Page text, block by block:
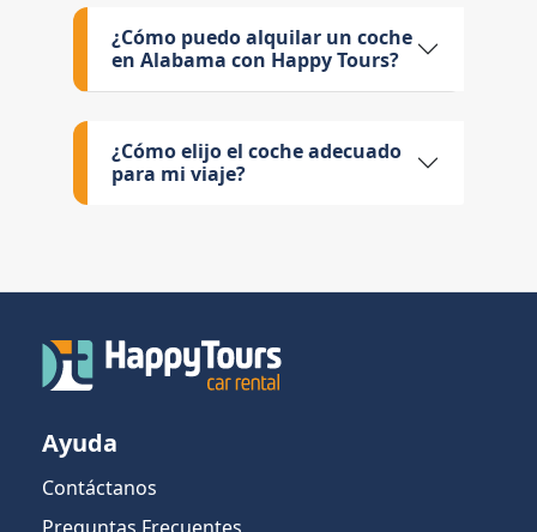
¿Cómo puedo alquilar un coche
en Alabama con Happy Tours?
¿Cómo elijo el coche adecuado
para mi viaje?
Ayuda
Contáctanos